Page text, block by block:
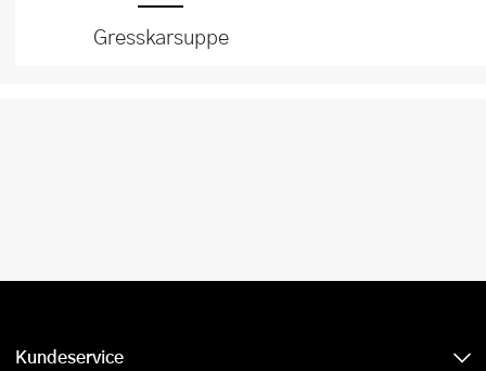
Gresskarsuppe
Kundeservice